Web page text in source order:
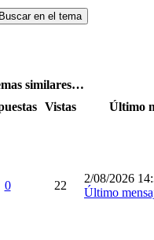
similares…
Vistas
Último
0 22
2/08/2026
Último